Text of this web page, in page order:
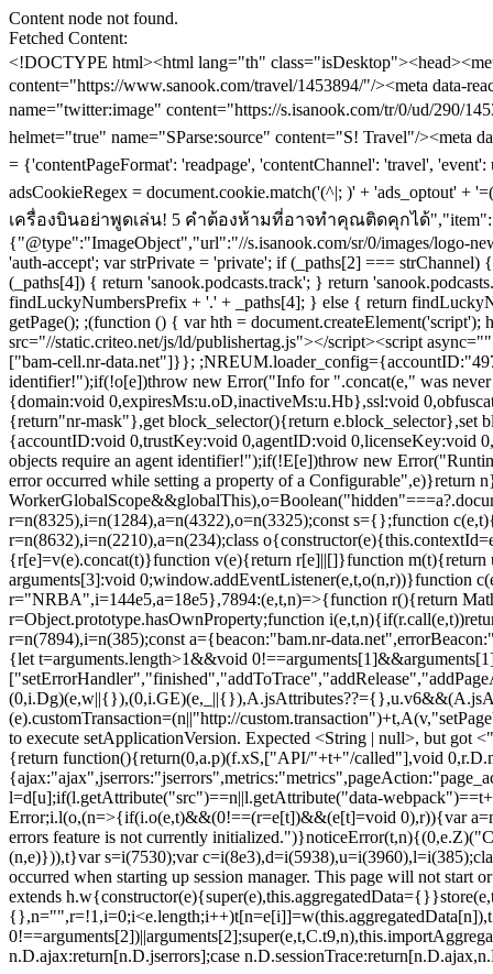
Content node not found.
Fetched Content:
<!DOCTYPE html><html lang="th" class="isDesktop"><head><meta name="theme-color" content="#ED1C24"/><meta name="robots" content="max-image-preview:large, max-video-preview:-1"/><meta property="fb:app_id" content="1675028022749749"/><meta data-react-helmet="true" name="description" content="เวลาขึ้นเครื่องบิน หลายคนก็อาจจะไม่รู้ว่าจริงๆ มีคำต้องห้าม เวลาขึ้นเครื่องห้ามพูดเด็ดขาดเพราะอาจจะมีโทศถึงติดคุก"/><meta data-react-helmet="true" name="keywords" content="เที่ยวเครื่องบิน,คำต้องห้ามบนเครื่องบิน,เที่ยวปลอดภัย,sanooktravel,ทริคท่องเที่ยว,เที่ยวทั่วไทย,ที่เที่ยว,ที่เที่ยวต่างประเทศ,ข้อมูลประเทศทั่วโลก"/><meta data-react-helmet="true"